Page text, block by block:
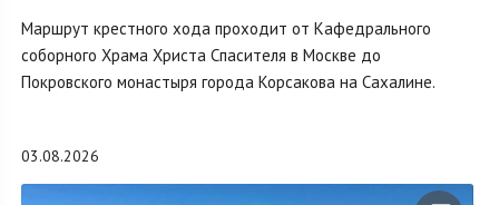
Маршрут крестного хода проходит от Кафедрального
соборного Храма Христа Спасителя в Москве до
Покровского монастыря города Корсакова на Сахалине.
03.08.2026